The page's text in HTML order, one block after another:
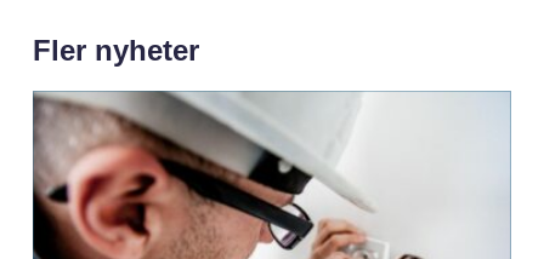
Fler nyheter